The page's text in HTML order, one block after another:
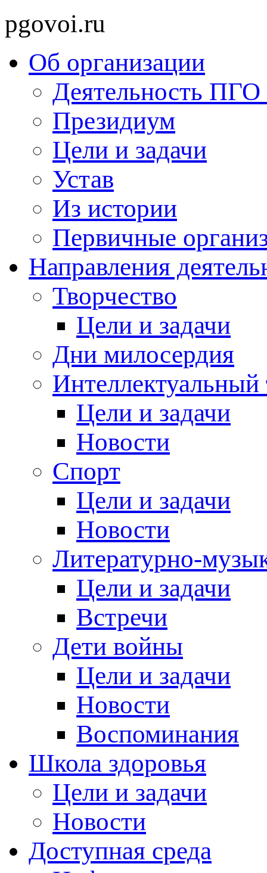
pgovoi.ru
Об организации
Деятельность
Президиум
Цели и задачи
Устав
Из истории
Первичные
Направления
Творчество
Цели и задачи
Дни милосердия
Интеллектуальный
Цели и задачи
Новости
Спорт
Цели и задачи
Новости
Литературно-
Цели и задачи
Встречи
Дети войны
Цели и задачи
Новости
Воспоминания
Школа здоровья
Цели и задачи
Новости
Доступная среда